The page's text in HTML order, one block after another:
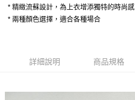
街口支付
相關說明
* 精緻流蘇設計，為上衣增添獨特的時尚感
* 兩種顏色選擇，適合各種場合
詳細說明 商品規格